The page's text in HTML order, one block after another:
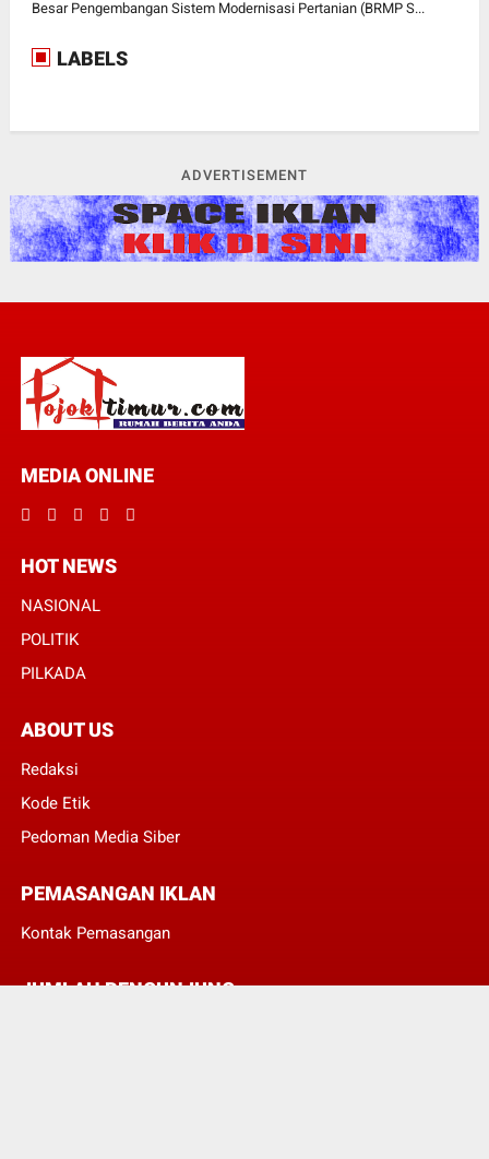
Besar Pengembangan Sistem Modernisasi Pertanian (BRMP S...
LABELS
ADVERTISEMENT
MEDIA ONLINE
HOT NEWS
NASIONAL
POLITIK
PILKADA
ABOUT US
Redaksi
Kode Etik
Pedoman Media Siber
PEMASANGAN IKLAN
Kontak Pemasangan
JUMLAH PENGUNJUNG